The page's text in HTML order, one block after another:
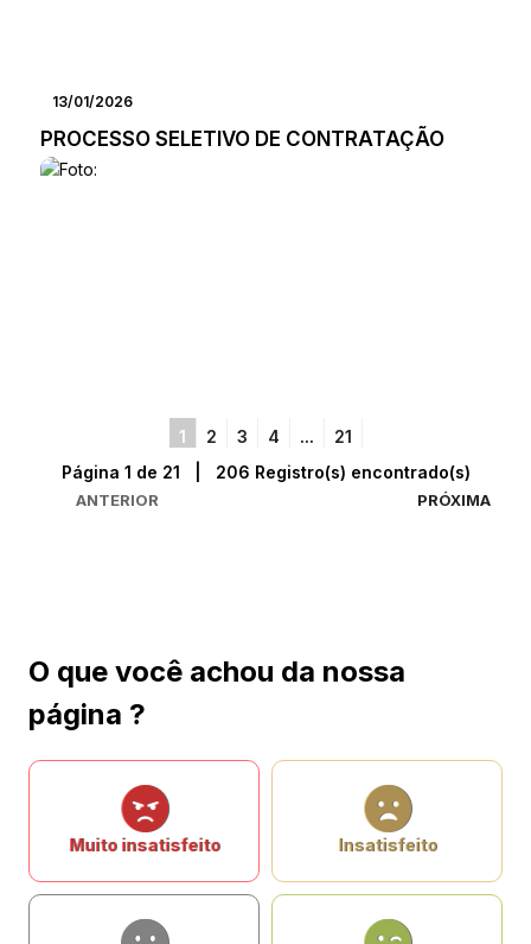
13/01/2026
PROCESSO SELETIVO DE CONTRATAÇÃO
1 2 3 4 ... 21
ANTERIOR
Página 1 de 21 | 206 Registro(s) encontrado(s)
PRÓXIMA
O que você achou da nossa
página ?
Muito insatisfeito Insatisfeito